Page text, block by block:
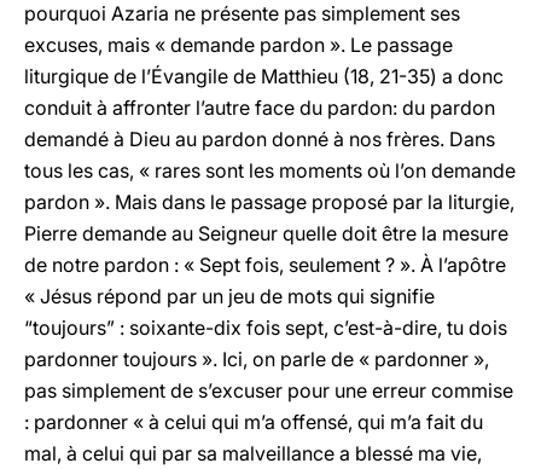
pourquoi Azaria ne présente pas simplement ses
excuses, mais « demande pardon ». Le passage
liturgique de l’Évangile de Matthieu (18, 21-35) a donc
conduit à affronter l’autre face du pardon: du pardon
demandé à Dieu au pardon donné à nos frères. Dans
tous les cas, « rares sont les moments où l’on demande
pardon ». Mais dans le passage proposé par la liturgie,
Pierre demande au Seigneur quelle doit être la mesure
de notre pardon : « Sept fois, seulement ? ». À l’apôtre
« Jésus répond par un jeu de mots qui signifie
“toujours” : soixante-dix fois sept, c’est-à-dire, tu dois
pardonner toujours ». Ici, on parle de « pardonner »,
pas simplement de s’excuser pour une erreur commise
: pardonner « à celui qui m’a offensé, qui m’a fait du
mal, à celui qui par sa malveillance a blessé ma vie,